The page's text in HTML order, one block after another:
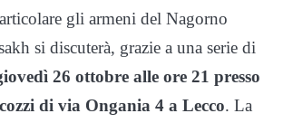
gli armeni del Nagorno
si discuterà, grazie a una serie di
26 ottobre alle ore 21 presso
di via Ongania 4 a Lecco. La